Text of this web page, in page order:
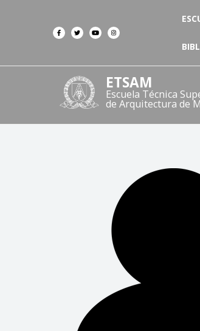
ETSAM
Escuela Técnica
de Arquitectura de